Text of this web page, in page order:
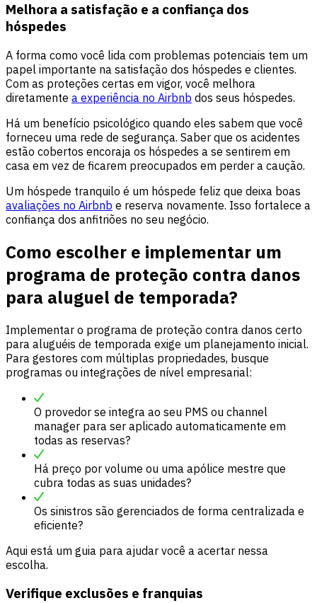
Melhora a satisfação e a confiança dos
hóspedes
A forma como você lida com problemas potenciais tem um
papel importante na satisfação dos hóspedes e clientes.
Com as proteções certas em vigor, você melhora
diretamente a experiência no Airbnb dos seus hóspedes.
Há um benefício psicológico quando eles sabem que você
forneceu uma rede de segurança. Saber que os acidentes
estão cobertos encoraja os hóspedes a se sentirem em
casa em vez de ficarem preocupados em perder a caução.
Um hóspede tranquilo é um hóspede feliz que deixa boas
avaliações no Airbnb e reserva novamente. Isso fortalece a
confiança dos anfitriões no seu negócio.
Como escolher e implementar um
programa de proteção contra danos
para aluguel de temporada?
Implementar o programa de proteção contra danos certo
para aluguéis de temporada exige um planejamento inicial.
Para gestores com múltiplas propriedades, busque
programas ou integrações de nível empresarial:
O provedor se integra ao seu PMS ou channel
manager para ser aplicado automaticamente em
todas as reservas?
Há preço por volume ou uma apólice mestre que
cubra todas as suas unidades?
Os sinistros são gerenciados de forma centralizada e
eficiente?
Aqui está um guia para ajudar você a acertar nessa
escolha.
Verifique exclusões e franquias